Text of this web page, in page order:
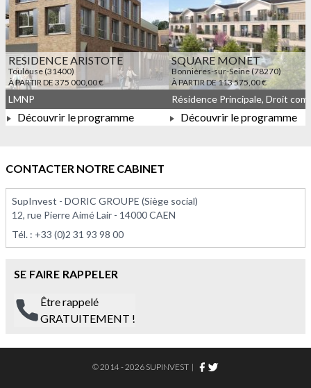
RESIDENCE ARISTOTE
Toulouse (31400)
À PARTIR DE 375 000,00 €
À PARTIR DE 375 000,00 €
LMNP
Découvrir le programme
SQUARE MONET
Bonnières-sur-Seine (78270)
À PARTIR DE 113 575,00 €
Découvrir le programme
CONTACTER NOTRE CABINET
SupInvest - DORIC GROUPE (Siège social)
12, rue Pierre Aimé Lair - 14000 CAEN
Tél. : +33 (0)2 31 93 98 00
SE FAIRE RAPPELER
Être rappelé
GRATUITEMENT !
© 2014 - 2026 SUPINVEST |